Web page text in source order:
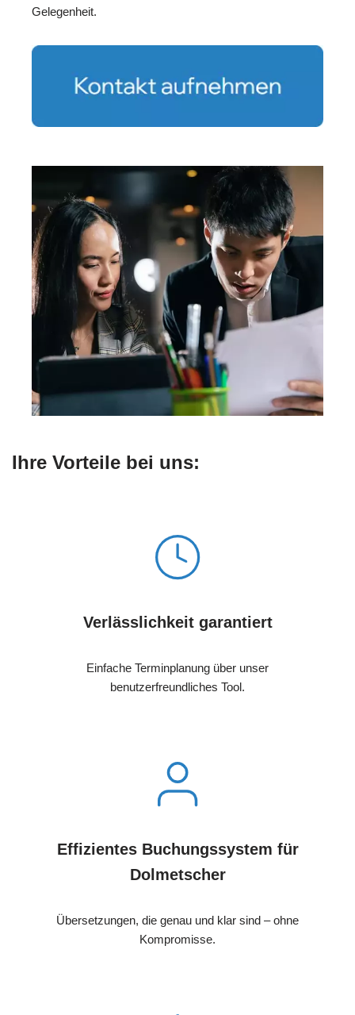
Gelegenheit.
Ihre Vorteile bei uns:
Verlässlichkeit garantiert
Einfache Terminplanung über unser
benutzerfreundliches Tool.
Effizientes Buchungssystem für
Dolmetscher
Übersetzungen, die genau und klar sind – ohne
Kompromisse.